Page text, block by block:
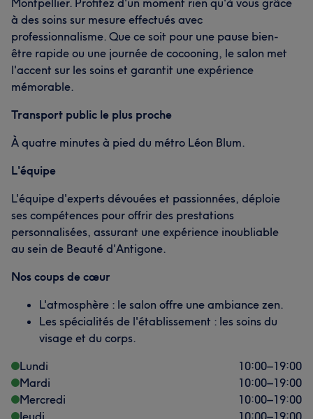
Montpellier. Profitez d'un moment rien qu'à vous grâce
à des soins sur mesure effectués avec
professionnalisme. Que ce soit pour une pause bien-
être rapide ou une journée de cocooning, le salon met
l'accent sur les soins et garantit une expérience
mémorable.
Transport public le plus proche
À quatre minutes à pied du métro Léon Blum.
L'équipe
L'équipe d'experts dévouées et passionnées, déploie
ses compétences pour offrir des prestations
personnalisées, assurant une expérience inoubliable
au sein de Beauté d'Antigone.
Nos coups de cœur
L'atmosphère : le salon offre une ambiance zen.
Les spécialités de l'établissement : les soins du
visage et du corps.
Lundi
10:00–19:00
Mardi
10:00–19:00
Mercredi
10:00–19:00
Jeudi
10:00–19:00